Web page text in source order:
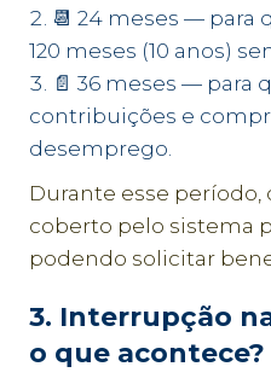
📆 24 meses —
120 meses (10 anos)
📄 36 meses — para
contribuições e
desemprego.
Durante esse
coberto pelo sistema
podendo solicitar
3. Interrupção
o que acontece?